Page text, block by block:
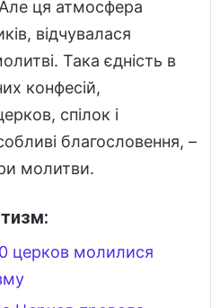
ця атмосфера
відчувалася
Така єдність в
конфесій,
спілок і
благословення, –
молитви.
церков молилися